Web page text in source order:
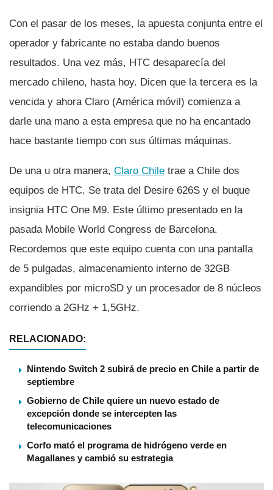
Con el pasar de los meses, la apuesta conjunta entre el
operador y fabricante no estaba dando buenos
resultados. Una vez más, HTC desaparecí­a del
mercado chileno, hasta hoy. Dicen que la tercera es la
vencida y ahora Claro (América móvil) comienza a
darle una mano a esta empresa que no ha encantado
hace bastante tiempo con sus últimas máquinas.
De una u otra manera, Claro Chile trae a Chile dos
equipos de HTC. Se trata del Desire 626S y el buque
insignia HTC One M9. Este último presentado en la
pasada Mobile World Congress de Barcelona.
Recordemos que este equipo cuenta con una pantalla
de 5 pulgadas, almacenamiento interno de 32GB
expandibles por microSD y un procesador de 8 núcleos
corriendo a 2GHz + 1,5GHz.
RELACIONADO:
Nintendo Switch 2 subirá de precio en Chile a partir de
septiembre
Gobierno de Chile quiere un nuevo estado de
excepción donde se intercepten las
telecomunicaciones
Corfo mató el programa de hidrógeno verde en
Magallanes y cambió su estrategia